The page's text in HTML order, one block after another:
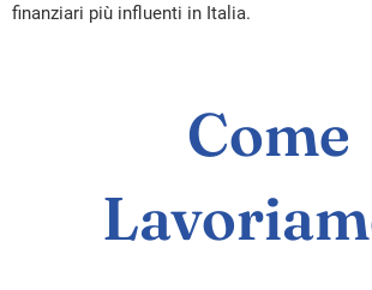
finanziari più influenti in Italia.
Come